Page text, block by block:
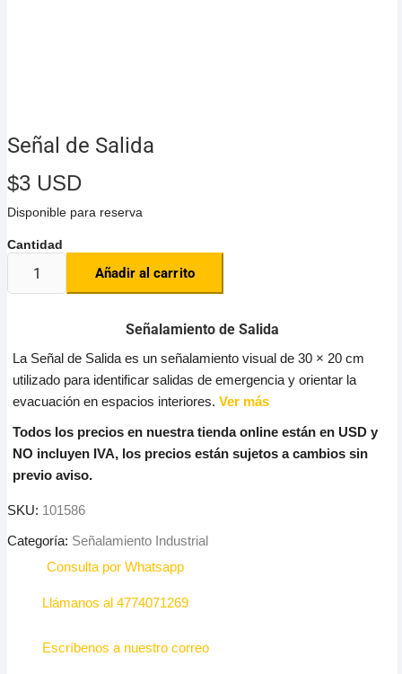
Señal de Salida
$3 USD
Disponible para reserva
Añadir al carrito
Señalamiento de Salida
La Señal de Salida es un señalamiento visual de 30 × 20 cm
utilizado para identificar salidas de emergencia y orientar la
evacuación en espacios interiores. Ver más
Todos los precios en nuestra tienda online están en USD y
NO incluyen IVA, los precios están sujetos a cambios sin
previo aviso.
SKU: 101586
Categoría: Señalamiento Industrial
Consulta por Whatsapp
Llámanos al 4774071269
Escríbenos a nuestro correo